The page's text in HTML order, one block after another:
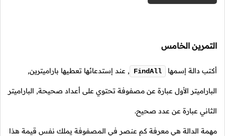
التمرين الخامس
أكتب دالة إسمها FindAll
, عند إستدعائها تعطيها باراميترين,
الباراميتر الأول عبارة عن مصفوفة تحتوي على أعداد صحيحة, الباراميتر
الثاني عبارة عن عدد صحيح.
مهمة الدالة هي معرفة كم عنصر في المصفوفة يملك نفس قيمة هذا